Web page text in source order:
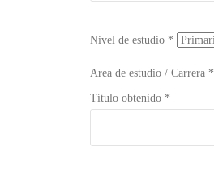
Nivel de estudio *
Area de estudio / Carrera *
Título obtenido *